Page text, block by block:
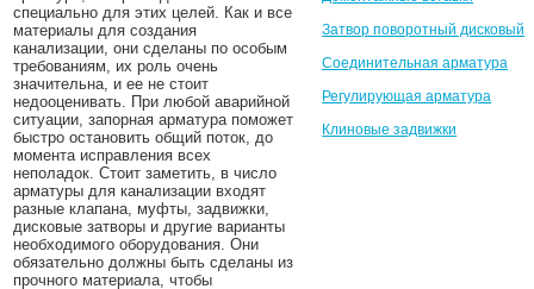
специально для этих целей. Как и все
материалы для создания
канализации, они сделаны по особым
требованиям, их роль очень
значительна, и ее не стоит
недооценивать. При любой аварийной
ситуации, запорная арматура поможет
быстро остановить общий поток, до
момента исправления всех
неполадок. Стоит заметить, в число
арматуры для канализации входят
разные клапана, муфты, задвижки,
дисковые затворы и другие варианты
необходимого оборудования. Они
обязательно должны быть сделаны из
прочного материала, чтобы
Затвор поворотный дисковый
Соединительная арматура
Регулирующая арматура
Клиновые задвижки